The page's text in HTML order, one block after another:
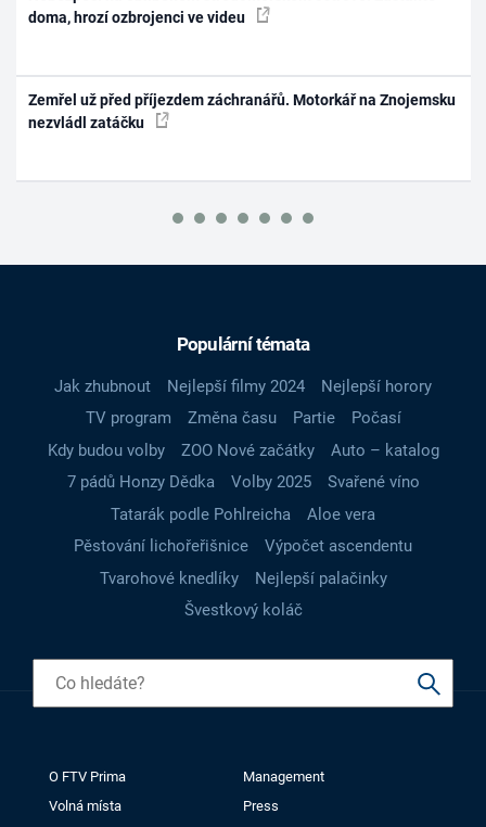
doma, hrozí ozbrojenci ve videu
Zemřel už před příjezdem záchranářů. Motorkář na Znojemsku
nezvládl zatáčku
Populární témata
Jak zhubnout Nejlepší filmy 2024
Nejlepší horory
TV program
Změna času Partie
Počasí
Kdy budou volby
ZOO Nové začátky
Auto – katalog
7 pádů Honzy Dědka
Volby 2025
Svařené víno
Tatarák podle Pohlreicha
Aloe vera
Pěstování lichořeřišnice
Výpočet ascendentu
Tvarohové knedlíky
Nejlepší palačinky
Švestkový koláč
O FTV Prima
Management
Volná místa
Press